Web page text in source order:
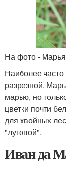
На фото -
Наиболее часто
разрезной.
марью, но
цветки почти
для хвойных
"луговой".
Иван да